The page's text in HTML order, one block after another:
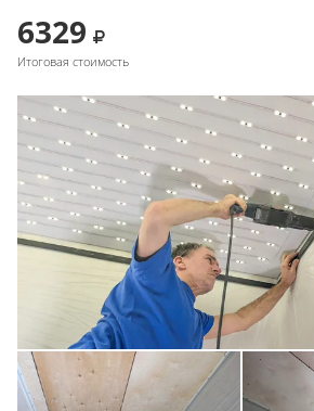
6329
Итоговая стоимость